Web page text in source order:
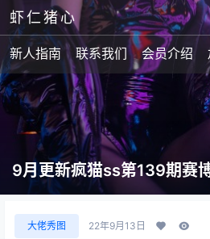
虾仁猪心
新人指南 联系我们 会员介绍
9月更新疯猫ss第139期赛
大佬秀图 22年9月13日